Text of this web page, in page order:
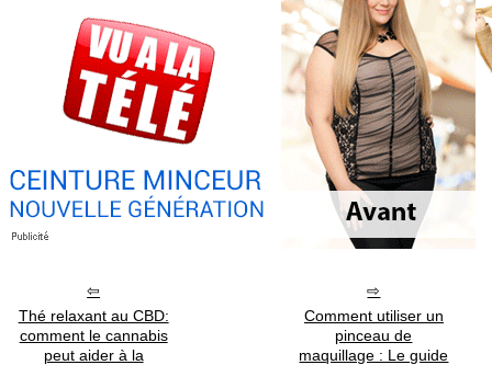
Thé relaxant au CBD:
comment le cannabis
peut aider à la
Comment utiliser un
pinceau de
maquillage : Le guide